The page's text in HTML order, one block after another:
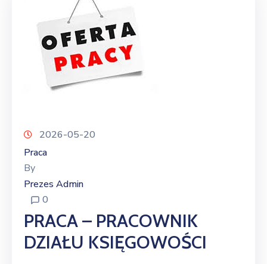
2026-05-20
Praca
By
Prezes Admin
0
PRACA – PRACOWNIK
DZIAŁU KSIĘGOWOŚCI